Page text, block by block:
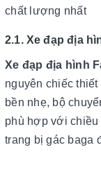
chất lượng nhất
2.1. Xe đạp địa
Xe đạp địa hình
nguyên chiếc
bền nhẹ, bộ
phù hợp với
trang bị gác baga